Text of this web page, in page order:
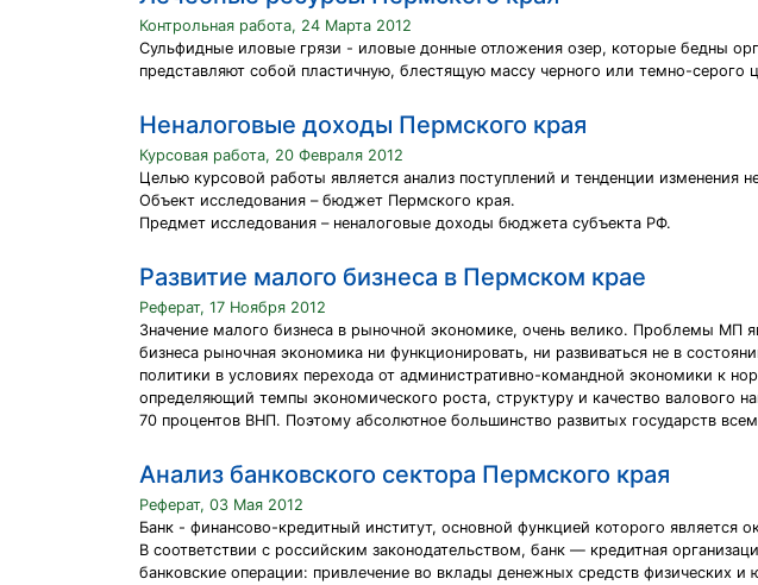
Контрольная работа, 24 Марта 2012
Сульфидные иловые грязи - иловые донные отложения озер, которые бедны
представляют собой пластичную, блестящую массу черного или темно-серого
Неналоговые доходы Пермского края
Курсовая работа, 20 Февраля 2012
Целью курсовой работы является анализ поступлений и тенденции изменения
Объект исследования – бюджет Пермского края.
Предмет исследования – неналоговые доходы бюджета субъекта РФ.
Развитие малого бизнеса в Пермском крае
Реферат, 17 Ноября 2012
Значение малого бизнеса в рыночной экономике, очень велико. Проблемы МП
бизнеса рыночная экономика ни функционировать, ни развиваться не в
политики в условиях перехода от административно-командной экономики к
определяющий темпы экономического роста, структуру и качество валового
70 процентов ВНП. Поэтому абсолютное большинство развитых государств
Анализ банковского сектора Пермского края
Реферат, 03 Мая 2012
Банк - финансово-кредитный институт, основной функцией которого
В соответствии с российским законодательством, банк — кредитная
банковские операции: привлечение во вклады денежных средств физических